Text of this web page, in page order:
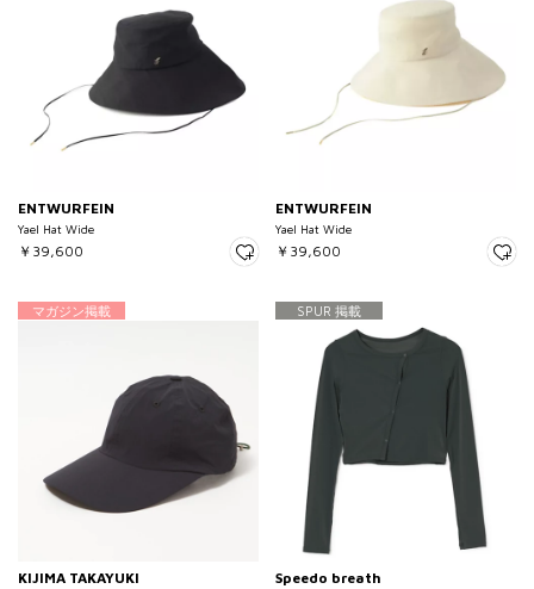
ENTWURFEIN
Yael Hat Wide
￥39,600
ENTWURFEIN
Yael Hat Wide
￥39,600
マガジン掲載
KIJIMA TAKAYUKI
SPUR 掲載
Speedo breath